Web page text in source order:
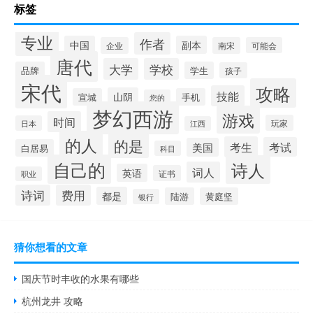
标签
专业 中国 企业 作者 副本 南宋 可能会
品牌 唐代 大学 学校 学生 孩子
宋代 宣城 山阴 您的 手机 技能 攻略
日本 时间 梦幻西游 江西 游戏 玩家
白居易 的人 的是 科目 美国 考生 考试
职业 自己的 英语 证书 词人 诗人
诗词 费用 都是 银行 陆游 黄庭坚
猜你想看的文章
国庆节时丰收的水果有哪些
杭州龙井 攻略